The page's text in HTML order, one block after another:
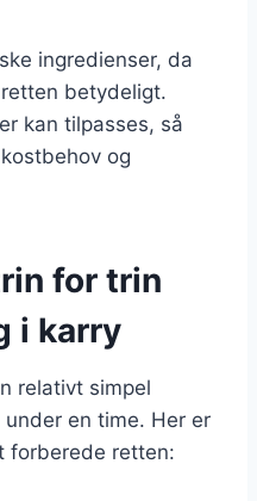
ingredienser, da
betydeligt.
kan tilpasses, så
og
for trin
i karry
relativt simpel
en time. Her er
forberede retten: